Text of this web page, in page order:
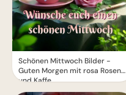
Schönen Mittwoch Bilder -
Guten Morgen mit rosa Rosen
und Kaffe